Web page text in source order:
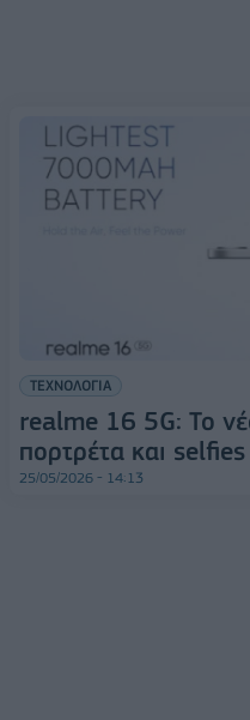
ΤΕΧΝΟΛΟΓΙΑ
realme 16 5G: Το
πορτρέτα και
25/05/2026 - 14:13